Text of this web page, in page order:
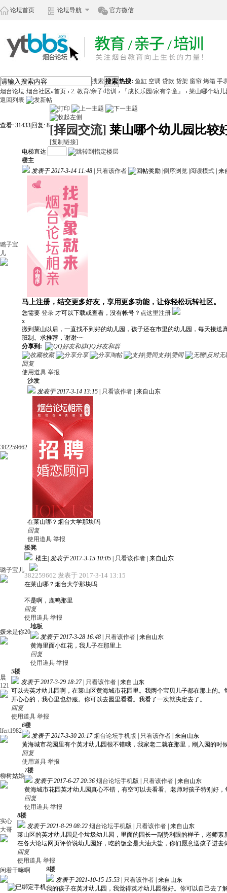
论坛首页 论坛导航 官方微信
搜索搜索热搜: 鱼缸 空调 贷款 货架 窗帘 烤箱 手
烟台论坛-烟台社区»首页 › 2. 教育/亲子/培训 › 『成长乐园/家有学童』 › 莱山哪个幼
返回列表
查看: 31433 回复: 8[择园交流] 莱山哪个幼儿园比较
[复制链接]
璐子宝
儿
电梯直达
楼主
发表于 2017-3-14 11:48
只看该作者 倒序浏览 阅读模式 来
马上注册，结交更多好友，享用更多功能，让你轻松玩转社区。
您需要 登录 才可以下载或查看，没有帐号？ 点这里注册
x
搬到莱山以后，一直找不到好的幼儿园，孩子还在市里的幼儿园，每天接
班制。求推荐，谢谢~~
分享到:
QQ好友和群
收藏
分享 淘帖 支持|赞同
无
回复
使用道具 举报
382259662
沙发
发表于 2017-3-14 13:15
只看该作者 来自山东
在莱山哪？烟台大学那块吗
回复
使用道具 举报
璐子宝儿
板凳
楼主 发表于 2017-3-15 10:05 只看该作者 来自山东
382259662 发表于 2017-3-14 13:15
在莱山哪？烟台大学那块吗
不是啊，鹿鸣那里
回复
使用道具 举报
媛来是你20
地板
发表于 2017-3-28 16:48
只看该作者 来自山东
黄海里面小红花，我儿子在那里上
回复
使用道具 举报
晨
121
5楼
发表于 2017-3-29 18:27
只看该作者 来自山东
可以去英才幼儿园啊，在莱山区黄海城市花园里。我两个宝贝儿子都在那上的
开心心的，我心里也舒服。你可以去园里看看。我看了一次就决定去了。
回复
使用道具 举报
lfert1982
6楼
发表于 2017-3-30 20:17 烟台论坛手机版 只看该作者 来自山东
黄海城市花园里有个英才幼儿园很不错哦，我家老二就在那里，刚入园的
回复
使用道具 举报
柳树姑娘
7楼
发表于 2017-6-27 20:36 烟台论坛手机版 只看该作者 来自山东
黄海城市花园英才幼儿园真心不错，有空可以去看看。老师对孩子特别好
回复
使用道具 举报
实心
大哥
8楼
发表于 2021-8-29 08:22 烟台论坛手机版 只看该作者 来自山东
莱山区的英才幼儿园是个垃圾幼儿园，里面的园长一副势利眼的样子，老师
在各大论坛网页评价说幼儿园好，吃的饭全是大油大盐，你们愿意送孩子进去
回复
使用道具 举报
闲着干嘛啊
9楼
发表于 2021-10-15 15:53
只看该作者 来自山东
我的孩子在英才幼儿园，我觉得英才幼儿园很好。你可以自己去了